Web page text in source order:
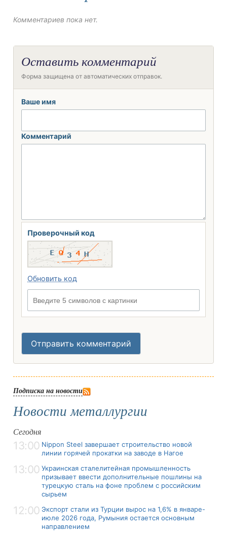
Комментариев пока нет.
Оставить комментарий
Форма защищена от автоматических отправок.
Ваше имя
Комментарий
Проверочный код
Обновить код
Отправить комментарий
Подписка на новости
Новости металлургии
Сегодня
13:00 Nippon Steel завершает строительство новой
линии горячей прокатки на заводе в Нагое
13:00 Украинская сталелитейная промышленность
призывает ввести дополнительные пошлины на
турецкую сталь на фоне проблем с российским
сырьем
12:00 Экспорт стали из Турции вырос на 1,6% в январе-
июле 2026 года, Румыния остается основным
направлением